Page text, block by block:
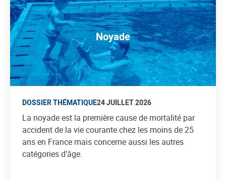
Noyade
DOSSIER THÉMATIQUE24 JUILLET 2026
La noyade est la première cause de mortalité par
accident de la vie courante chez les moins de 25
ans en France mais concerne aussi les autres
catégories d’âge.